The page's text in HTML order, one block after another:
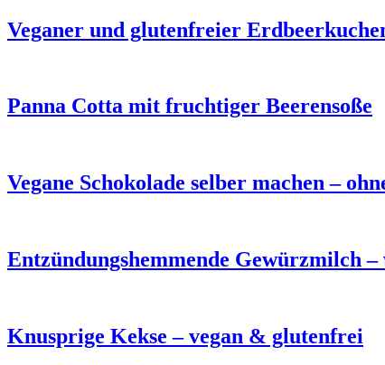
Veganer und glutenfreier
Panna Cotta mit fruchtiger Beerensoße
Vegane Schokolade selber machen –
Entzündungshemmende Gewürzmilch
Knusprige Kekse – vegan & glutenfrei